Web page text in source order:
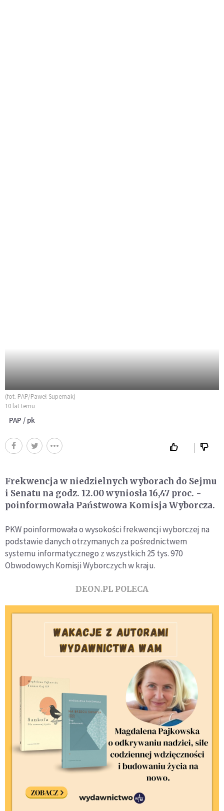
(fot. PAP/Paweł Supernak)
10 lat temu
PAP / pk
Frekwencja w niedzielnych wyborach do Sejmu
i Senatu na godz. 12.00 wyniosła 16,47 proc. -
poinformowała Państwowa Komisja Wyborcza.
PKW poinformowała o wysokości frekwencji wyborczej na
podstawie danych otrzymanych za pośrednictwem
systemu informatycznego z wszystkich 25 tys. 970
Obwodowych Komisji Wyborczych w kraju.
DEON.PL POLECA